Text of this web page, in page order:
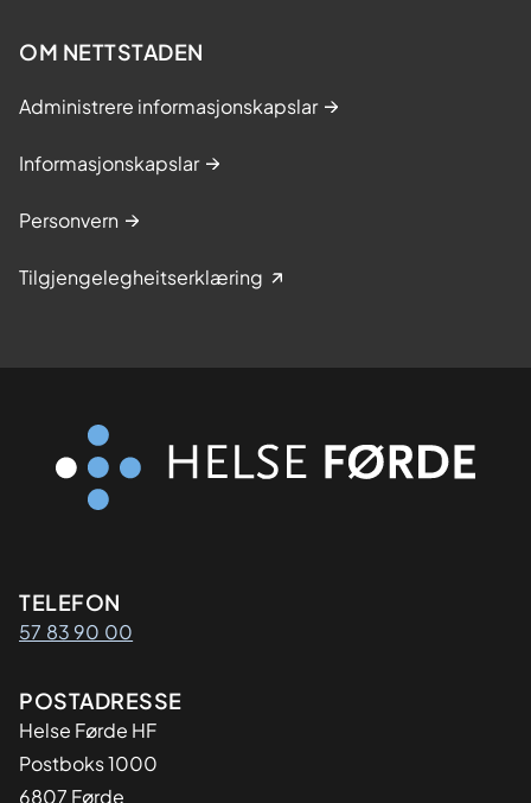
OM NETTSTADEN
Administrere informasjonskapslar
Informasjonskapslar
Personvern
Tilgjengelegheitserklæring
Kontaktinformasjon
TELEFON
57 83 90 00
Adresse
POSTADRESSE
Helse Førde HF
Postboks 1000
6807 Førde